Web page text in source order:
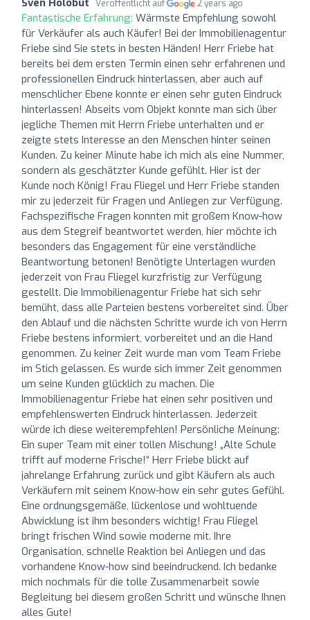
Veröffentlicht auf 2 years ago
Fantastische Erfahrung: Wärmste Empfehlung sowohl
für Verkäufer als auch Käufer! Bei der Immobilienagentur
Friebe sind Sie stets in besten Händen! Herr Friebe hat
bereits bei dem ersten Termin einen sehr erfahrenen und
professionellen Eindruck hinterlassen, aber auch auf
menschlicher Ebene konnte er einen sehr guten Eindruck
hinterlassen! Abseits vom Objekt konnte man sich über
jegliche Themen mit Herrn Friebe unterhalten und er
zeigte stets Interesse an den Menschen hinter seinen
Kunden. Zu keiner Minute habe ich mich als eine Nummer,
sondern als geschätzter Kunde gefühlt. Hier ist der
Kunde noch König! Frau Fliegel und Herr Friebe standen
mir zu jederzeit für Fragen und Anliegen zur Verfügung.
Fachspezifische Fragen konnten mit großem Know-how
aus dem Stegreif beantwortet werden, hier möchte ich
besonders das Engagement für eine verständliche
Beantwortung betonen! Benötigte Unterlagen wurden
jederzeit von Frau Fliegel kurzfristig zur Verfügung
gestellt. Die Immobilienagentur Friebe hat sich sehr
bemüht, dass alle Parteien bestens vorbereitet sind. Über
den Ablauf und die nächsten Schritte wurde ich von Herrn
Friebe bestens informiert, vorbereitet und an die Hand
genommen. Zu keiner Zeit wurde man vom Team Friebe
im Stich gelassen. Es wurde sich immer Zeit genommen
um seine Kunden glücklich zu machen. Die
Immobilienagentur Friebe hat einen sehr positiven und
empfehlenswerten Eindruck hinterlassen. Jederzeit
würde ich diese weiterempfehlen! Persönliche Meinung:
Ein super Team mit einer tollen Mischung! „Alte Schule
trifft auf moderne Frische!“ Herr Friebe blickt auf
jahrelange Erfahrung zurück und gibt Käufern als auch
Verkäufern mit seinem Know-how ein sehr gutes Gefühl.
Eine ordnungsgemäße, lückenlose und wohltuende
Abwicklung ist ihm besonders wichtig! Frau Fliegel
bringt frischen Wind sowie moderne mit. Ihre
Organisation, schnelle Reaktion bei Anliegen und das
vorhandene Know-how sind beeindruckend. Ich bedanke
mich nochmals für die tolle Zusammenarbeit sowie
Begleitung bei diesem großen Schritt und wünsche Ihnen
alles Gute!